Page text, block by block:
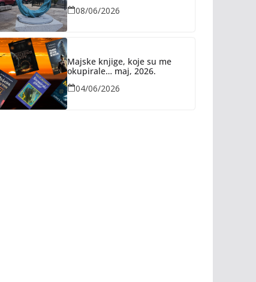
08/06/2026
Majske knjige, koje su me
okupirale… maj, 2026.
04/06/2026